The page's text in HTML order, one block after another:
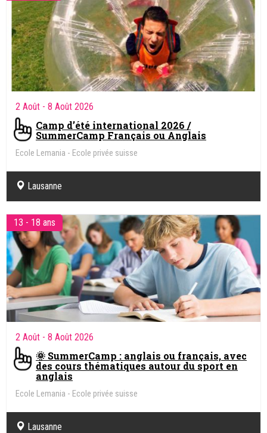
2 Août - 8 Août 2026
Camp d’été international 2026 /
SummerCamp Français ou Anglais
Ecole Lemania - Ecole privée suisse
Lausanne
13 - 18 ans
2 Août - 8 Août 2026
🌞 SummerCamp : anglais ou français, avec
des cours thématiques autour du sport en
anglais
Ecole Lemania - Ecole privée suisse
Lausanne